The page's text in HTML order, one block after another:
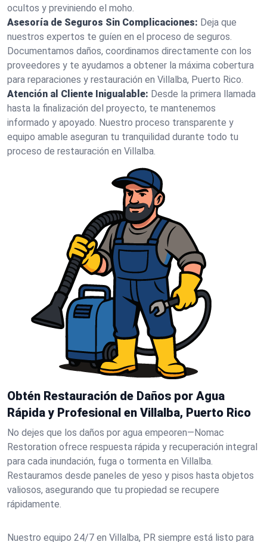
ocultos y previniendo el moho.
Asesoría de Seguros Sin Complicaciones: Deja que
nuestros expertos te guíen en el proceso de seguros.
Documentamos daños, coordinamos directamente con los
proveedores y te ayudamos a obtener la máxima cobertura
para reparaciones y restauración en Villalba, Puerto Rico.
Atención al Cliente Inigualable: Desde la primera llamada
hasta la finalización del proyecto, te mantenemos
informado y apoyado. Nuestro proceso transparente y
equipo amable aseguran tu tranquilidad durante todo tu
proceso de restauración en Villalba.
Obtén Restauración de Daños por Agua
Rápida y Profesional en Villalba, Puerto Rico
No dejes que los daños por agua empeoren—Nomac
Restoration ofrece respuesta rápida y recuperación integral
para cada inundación, fuga o tormenta en Villalba.
Restauramos desde paneles de yeso y pisos hasta objetos
valiosos, asegurando que tu propiedad se recupere
rápidamente.
Nuestro equipo 24/7 en Villalba, PR siempre está listo para